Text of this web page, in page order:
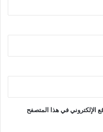
الإلكتروني في هذا المتصفح